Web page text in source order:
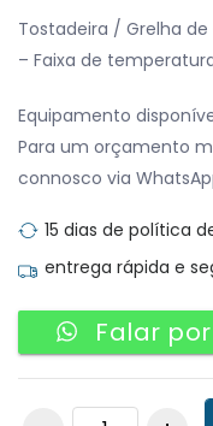
Tostadeira / Grelha
– Faixa de
Equipamento
Para um orçamento
connosco via
15 dias de política
entrega rápida e
Falar
Tostadeira / Grelha